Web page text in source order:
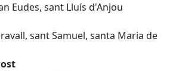
Eudes, sant Lluís d'Anjou
sant Samuel, santa Maria de